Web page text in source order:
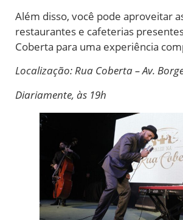
Além disso, você pode aproveitar
restaurantes e cafeterias
Coberta para uma experiência
Localização: Rua Coberta – Av.
Diariamente, às 19h